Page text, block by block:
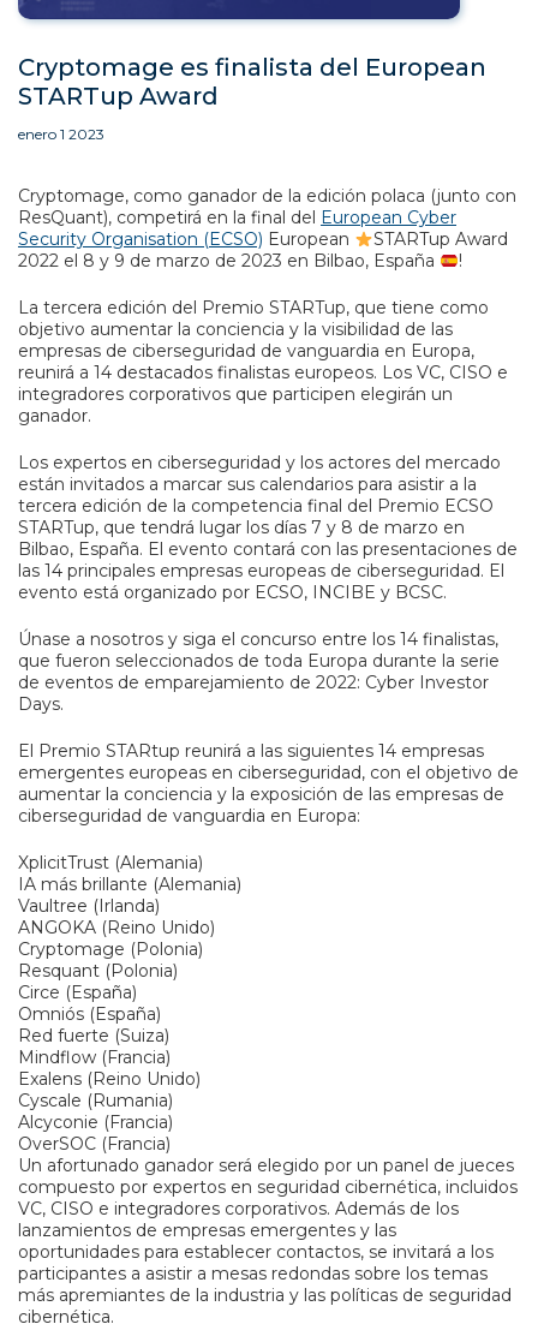
Cryptomage es finalista del European
STARTup Award
enero 1 2023
Cryptomage, como ganador de la edición polaca (junto con
ResQuant), competirá en la final del
European Cyber
Security Organisation (ECSO) European
STARTup Award
2022 el 8 y 9 de marzo de 2023 en Bilbao, España
!
La tercera edición del Premio STARTup, que tiene como
objetivo aumentar la conciencia y la visibilidad de las
empresas de ciberseguridad de vanguardia en Europa,
reunirá a 14 destacados finalistas europeos. Los VC, CISO e
integradores corporativos que participen elegirán un
ganador.
Los expertos en ciberseguridad y los actores del mercado
están invitados a marcar sus calendarios para asistir a la
tercera edición de la competencia final del Premio ECSO
STARTup, que tendrá lugar los días 7 y 8 de marzo en
Bilbao, España. El evento contará con las presentaciones de
las 14 principales empresas europeas de ciberseguridad. El
evento está organizado por ECSO, INCIBE y BCSC.
Únase a nosotros y siga el concurso entre los 14 finalistas,
que fueron seleccionados de toda Europa durante la serie
de eventos de emparejamiento de 2022: Cyber Investor
Days.
El Premio STARtup reunirá a las siguientes 14 empresas
emergentes europeas en ciberseguridad, con el objetivo de
aumentar la conciencia y la exposición de las empresas de
ciberseguridad de vanguardia en Europa:
XplicitTrust (Alemania)
IA más brillante (Alemania)
Vaultree (Irlanda)
ANGOKA (Reino Unido)
Cryptomage (Polonia)
Resquant (Polonia)
Circe (España)
Omniós (España)
Red fuerte (Suiza)
Mindflow (Francia)
Exalens (Reino Unido)
Cyscale (Rumania)
Alcyconie (Francia)
OverSOC (Francia)
Un afortunado ganador será elegido por un panel de jueces
compuesto por expertos en seguridad cibernética, incluidos
VC, CISO e integradores corporativos. Además de los
lanzamientos de empresas emergentes y las
oportunidades para establecer contactos, se invitará a los
participantes a asistir a mesas redondas sobre los temas
más apremiantes de la industria y las políticas de seguridad
cibernética.